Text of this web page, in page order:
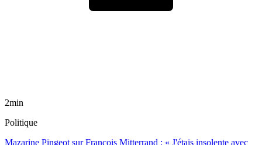
2min
Politique
Mazarine Pingeot sur François Mitterrand : « J'étais insolente avec